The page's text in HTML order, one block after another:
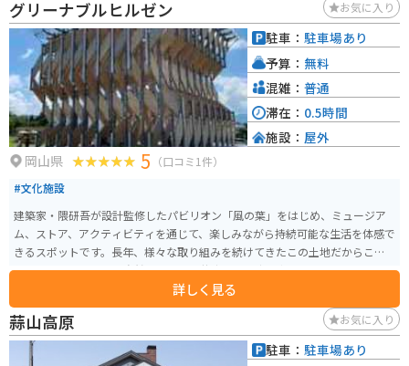
グリーナブルヒルゼン お気に入り
岡山県 5 （口コミ1件）
#文化施設
建築家・隈研吾が設計監修したパビリオン「風の葉」をはじめ、ミュージア
ム、ストア、アクティビティを通じて、楽しみながら持続可能な生活を体感で
きるスポットです。長年、様々な取り組みを続けてきたこの土地だからこそ
伝えることのできる、自然と心地よく共生できる生き方を考えさせてくれる
詳しく見る
駐車： 駐車場あり
予算： 無料
混雑： 普通
滞在： 0.5時間
施設： 屋外
蒜山高原 お気に入り
駐車： 駐車場あり